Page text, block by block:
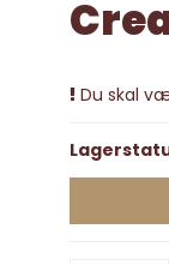
Du skal